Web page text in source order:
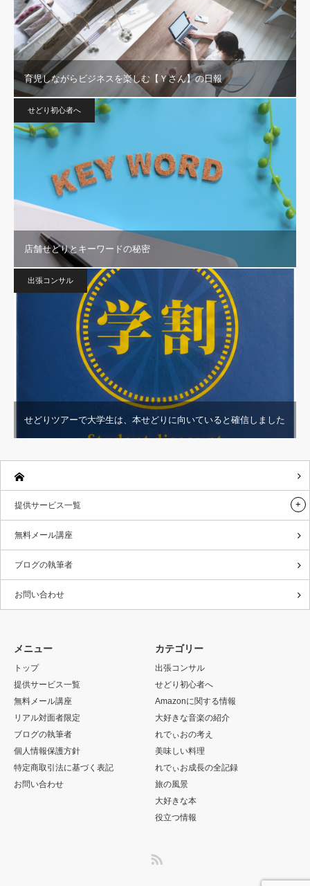
育児しながらビジネスを楽しむ【Ｙさん】の日報
せどり初心者へ
店舗せどりとキーワードの秘密
出張コンサル
せどりツアーで大学生は、本せどりに向いていると確信しました
提供サービス一覧
無料メール講座
ブログの執筆者
お問い合わせ
メニュー
トップ
提供サービス一覧
無料メール講座
リアル対面者限定
ブログの執筆者
個人情報保護方針
特定商取引法に基づく表記
お問い合わせ
カテゴリー
出張コンサル
せどり初心者へ
Amazonに関する情報
大好きな音楽の紹介
れでぃおの考え
美味しい料理
れでぃお成長の全記録
旅の風景
大好きな本
役立つ情報